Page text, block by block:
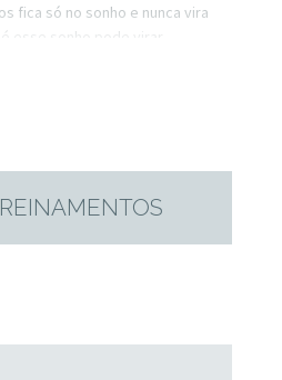
fica só no sonho e nunca vira
esse sonho pode virar